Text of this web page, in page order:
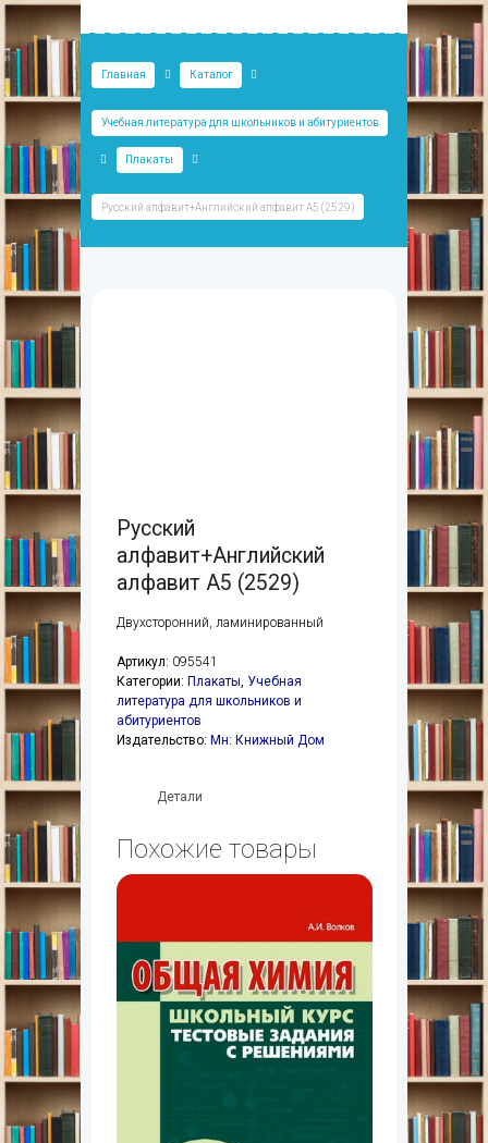
Главная Каталог
Учебная литература для школьников и абитуриентов
Плакаты
Русский алфавит+Английский алфавит А5 (2529)
Русский
алфавит+Английский
алфавит А5 (2529)
Двухсторонний, ламинированный
Артикул: 095541
Категории: Плакаты, Учебная
литература для школьников и
абитуриентов
Издательство: Мн: Книжный Дом
Детали
Похожие товары